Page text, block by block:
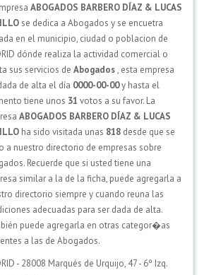
ABOGADOS BARBERO DÍAZ & LUCAS
se dedica a Abogados y se encuetra
en el municipio, ciudad o poblacion de
dónde realiza la actividad comercial o
sus servicios de Abogados, esta empresa
de alta el día 0000-00-00y hasta el
tiene unos 31 votos a su favor. La
ABOGADOS BARBERO DÍAZ & LUCAS
ha sido visitada unas 818 desde que se
a nuestro directorio de empresas sobre
Recuerde que si usted tiene una
similar a la de la ficha, puede agregarla a
directorio siempre y cuando reuna las
adecuadas para ser dada de alta.
puede agregarla en otras categor�as
a las de Abogados.
- 28008 Marqués de Urquijo, 47 - 6º Izq.